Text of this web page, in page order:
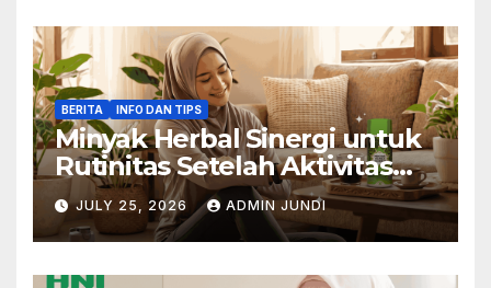
BERITA INFO DAN TIPS
Minyak Herbal Sinergi untuk
Rutinitas Setelah Aktivitas
Padat
JULY 25, 2026 ADMIN JUNDI